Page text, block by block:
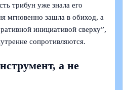
трибун уже знала его
мгновенно зашла в обиход, а
инициативой сверху”,
сопротивляются.
а не